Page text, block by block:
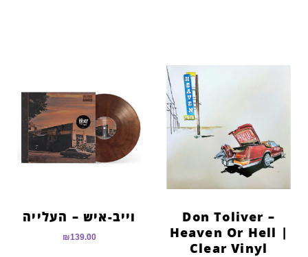
Don Toliver –
Heaven Or Hell |
Clear Vinyl
וייב-איש – העלייה
₪139.00